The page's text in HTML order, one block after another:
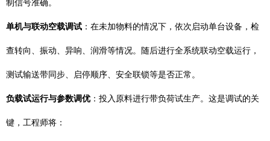
制信号准确。
单机与联动空载调试 ：在未加物料的情况下，依次启动单台设备，检
查转向、振动、异响、润滑等情况。随后进行全系统联动空载运行，
测试输送带同步、启停顺序、安全联锁等是否正常。
负载试运行与参数调优：投入原料进行带负荷试生产。这是调试的关
键，工程师将：